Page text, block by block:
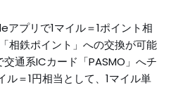
プリで1マイル＝1ポイント相
相鉄ポイント」への交換が可能
通系ICカード「PASMO」へチ
ル＝1円相当として、1マイル単